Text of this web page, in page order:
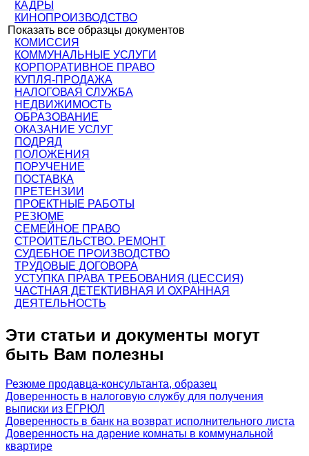
КАДРЫ
КИНОПРОИЗВОДСТВО
Показать все образцы документов
КОМИССИЯ
КОММУНАЛЬНЫЕ УСЛУГИ
КОРПОРАТИВНОЕ ПРАВО
КУПЛЯ-ПРОДАЖА
НАЛОГОВАЯ СЛУЖБА
НЕДВИЖИМОСТЬ
ОБРАЗОВАНИЕ
ОКАЗАНИЕ УСЛУГ
ПОДРЯД
ПОЛОЖЕНИЯ
ПОРУЧЕНИЕ
ПОСТАВКА
ПРЕТЕНЗИИ
ПРОЕКТНЫЕ РАБОТЫ
РЕЗЮМЕ
СЕМЕЙНОЕ ПРАВО
СТРОИТЕЛЬСТВО. РЕМОНТ
СУДЕБНОЕ ПРОИЗВОДСТВО
ТРУДОВЫЕ ДОГОВОРА
УСТУПКА ПРАВА ТРЕБОВАНИЯ (ЦЕССИЯ)
ЧАСТНАЯ ДЕТЕКТИВНАЯ И ОХРАННАЯ
ДЕЯТЕЛЬНОСТЬ
Эти статьи и документы могут
быть Вам полезны
Резюме продавца-консультанта, образец
Доверенность в налоговую службу для получения
выписки из ЕГРЮЛ
Доверенность в банк на возврат исполнительного листа
Доверенность на дарение комнаты в коммунальной
квартире